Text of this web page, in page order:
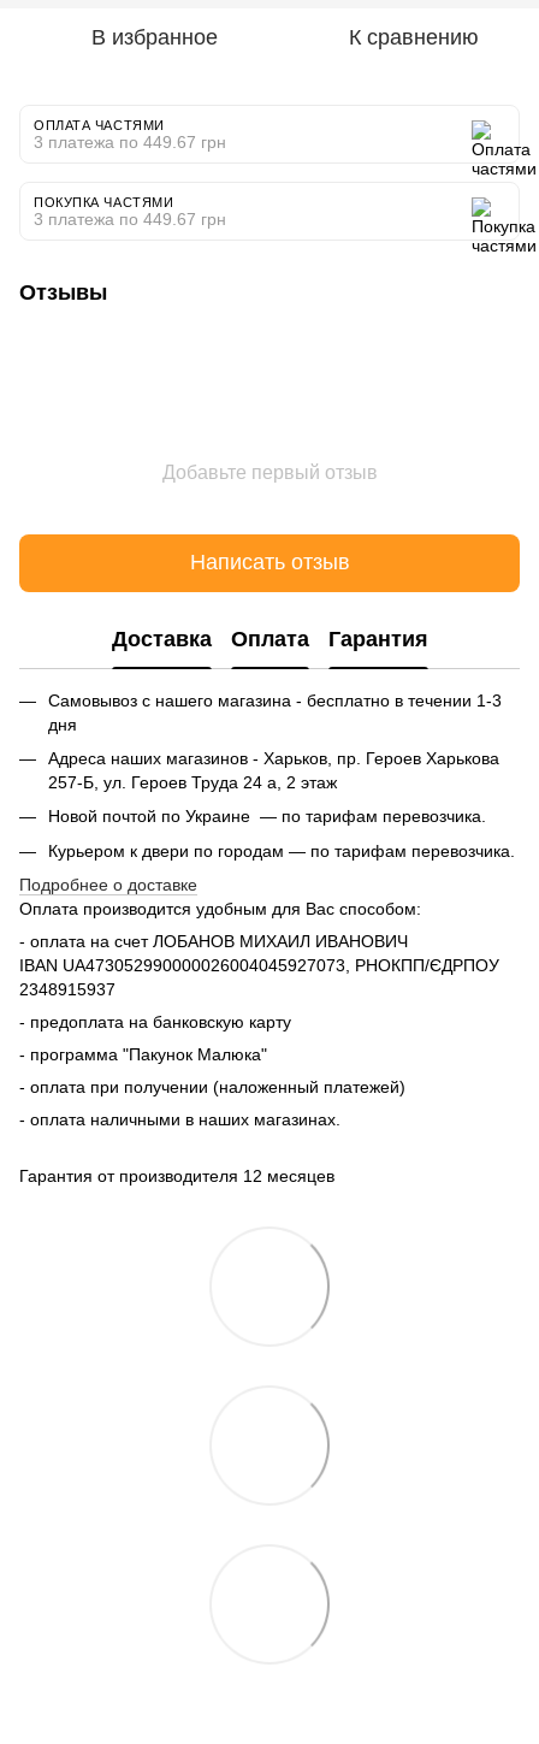
В избранное К сравнению
ОПЛАТА ЧАСТЯМИ
3 платежа по 449.67 грн
ПОКУПКА ЧАСТЯМИ
3 платежа по 449.67 грн
Отзывы
Добавьте первый отзыв
Написать отзыв
Доставка Оплата Гарантия
Самовывоз с нашего магазина - бесплатно в течении 1-3
дня
Адреса наших магазинов - Харьков, пр. Героев Харькова
257-Б, ул. Героев Труда 24 а, 2 этаж
Новой почтой по Украине — по тарифам перевозчика.
Курьером к двери по городам — по тарифам перевозчика.
Подробнее о доставке
Оплата производится удобным для Вас способом:
- оплата на счет ЛОБАНОВ МИХАИЛ ИВАНОВИЧ
IBAN UA473052990000026004045927073, РНОКПП/ЄДРПОУ
2348915937
- предоплата на банковскую карту
- программа "Пакунок Малюка"
- оплата при получении (наложенный платежей)
- оплата наличными в наших магазинах.
Гарантия от производителя 12 месяцев